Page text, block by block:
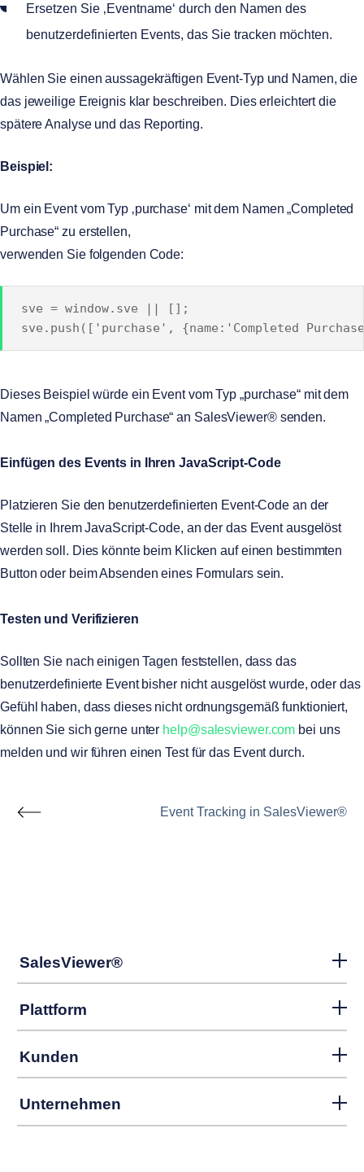
Ersetzen Sie ‚Eventname‘ durch den Namen des
benutzerdefinierten Events, das Sie tracken möchten.
Wählen Sie einen aussagekräftigen Event-Typ und Namen, die
das jeweilige Ereignis klar beschreiben. Dies erleichtert die
spätere Analyse und das Reporting.
Beispiel:
Um ein Event vom Typ ‚purchase‘ mit dem Namen „Completed
Purchase“ zu erstellen,
verwenden Sie folgenden Code:
sve = window.sve || [];
sve.push(['purchase', {name:'Completed
Dieses Beispiel würde ein Event vom Typ „purchase“ mit dem
Namen „Completed Purchase“ an SalesViewer® senden.
Einfügen des Events in Ihren JavaScript-Code
Platzieren Sie den benutzerdefinierten Event-Code an der
Stelle in Ihrem JavaScript-Code, an der das Event ausgelöst
werden soll. Dies könnte beim Klicken auf einen bestimmten
Button oder beim Absenden eines Formulars sein.
Testen und Verifizieren
Sollten Sie nach einigen Tagen feststellen, dass das
benutzerdefinierte Event bisher nicht ausgelöst wurde, oder das
Gefühl haben, dass dieses nicht ordnungsgemäß funktioniert,
können Sie sich gerne unter help@salesviewer.com bei uns
melden und wir führen einen Test für das Event durch.
Event Tracking in SalesViewer®
SalesViewer®
Plattform
Kunden
Unternehmen